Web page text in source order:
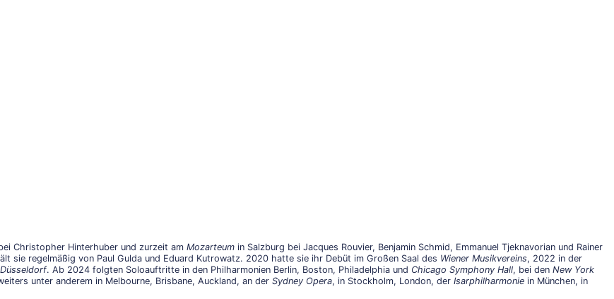
Christopher Hinterhuber und zurzeit am Mozarteum in Salzburg bei Jacques Rouvier, Benjamin Schmid, Emmanuel Tjeknavorian und Rainer
sie regelmäßig von Paul Gulda und Eduard Kutrowatz. 2020 hatte sie ihr Debüt im Großen Saal des Wiener Musikvereins, 2022 in der
. Ab 2024 folgten Soloauftritte in den Philharmonien Berlin, Boston, Philadelphia und Chicago Symphony Hall, bei den New York
unter anderem in Melbourne, Brisbane, Auckland, an der Sydney Opera, in Stockholm, London, der Isarphilharmonie in München, in